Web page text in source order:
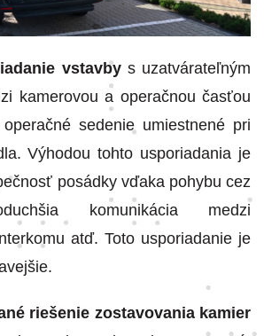
vstavby s uzatvárateľným
kamerovou a operačnou časťou
sedenie umiestnené pri
Výhodou tohto usporiadania je
posádky vďaka pohybu cez
komunikácia medzi
atď. Toto usporiadanie je
riešenie zostavovania kamier